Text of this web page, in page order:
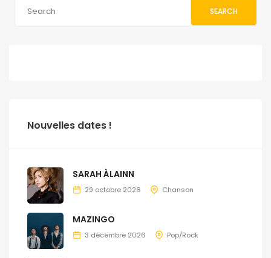
SEARCH
Nouvelles dates !
SARAH ÀLAINN
29 octobre 2026 Chanson
MAZINGO
3 décembre 2026 Pop/Rock